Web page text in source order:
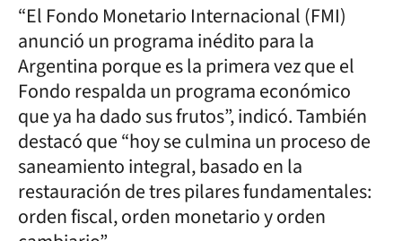
“El Fondo Monetario Internacional (FMI)
anunció un programa inédito para la
Argentina porque es la primera vez que el
Fondo respalda un programa económico
que ya ha dado sus frutos”, indicó. También
destacó que “hoy se culmina un proceso de
saneamiento integral, basado en la
restauración de tres pilares fundamentales:
orden fiscal, orden monetario y orden